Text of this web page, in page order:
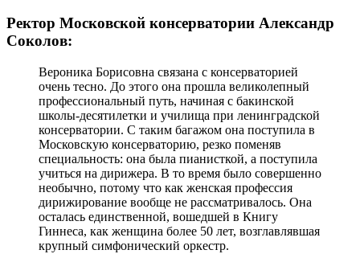
Ректор Московской консерватории Александр
Соколов:
Вероника Борисовна связана с консерваторией
очень тесно. До этого она прошла великолепный
профессиональный путь, начиная с бакинской
школы-десятилетки и училища при ленинградской
консерватории. С таким багажом она поступила в
Московскую консерваторию, резко поменяв
специальность: она была пианисткой, а поступила
учиться на дирижера. В то время было совершенно
необычно, потому что как женская профессия
дирижирование вообще не рассматривалось. Она
осталась единственной, вошедшей в Книгу
Гиннеса, как женщина более 50 лет, возглавлявшая
крупный симфонический оркестр.